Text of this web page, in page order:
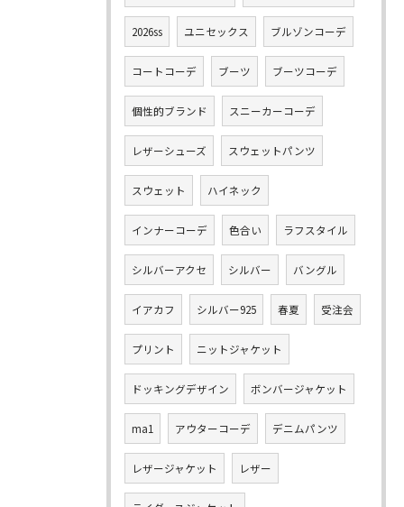
2026ss ユニセックス ブルゾンコーデ
コートコーデ ブーツ ブーツコーデ
個性的ブランド スニーカーコーデ
レザーシューズ スウェットパンツ
スウェット ハイネック
インナーコーデ 色合い ラフスタイル
シルバーアクセ シルバー バングル
イアカフ シルバー925 春夏 受注会
プリント ニットジャケット
ドッキングデザイン ボンバージャケット
ma1 アウターコーデ デニムパンツ
レザージャケット レザー